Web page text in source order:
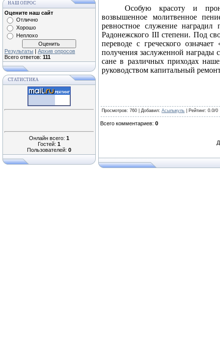
НАШ ОПРОС
Оцените наш сайт
Отлично
Хорошо
Неплохо
Результаты | Архив опросов
Всего ответов: 111
СТАТИСТИКА
Онлайн всего: 1
Гостей: 1
Пользователей: 0
Особую красоту и
возвышенное молитвенное
ревностное служение
Радонежского IIIстепени. Под
переводе с греческого
получения заслуженной награды
сане в различных приходах
руководством капитальный
Просмотров: 760 | Добавил: Асылыкуль Рейтинг: 0.0/0
Всего комментариев: 0